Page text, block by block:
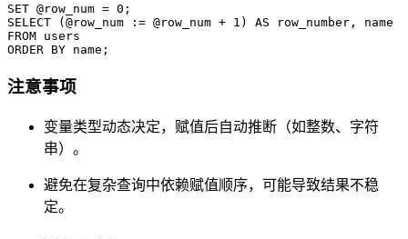
SET @row_num = 0;
SELECT (@row_num := @row_num + 1) AS row_number, name
FROM users
注意事项
变量类型动态决定，赋值后自动推断（如整数、字符
串）。
避免在复杂查询中依赖赋值顺序，可能导致结果不稳
定。